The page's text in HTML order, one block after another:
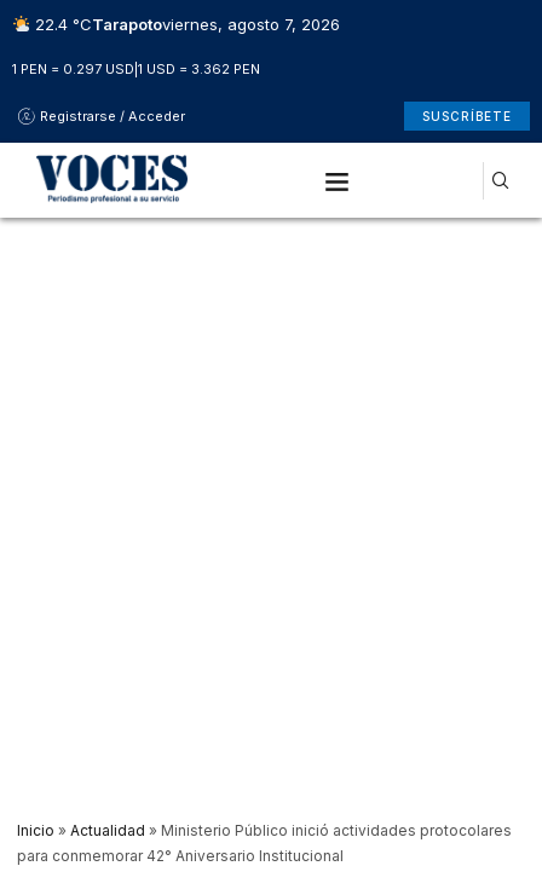
22.4 °CTarapotoviernes, agosto 7, 2026
1 PEN = 0.297 USD 1 USD = 3.362 PEN
Registrarse / Acceder SUSCRÍBETE
Inicio » Actualidad » Ministerio Público inició actividades protocolares
para conmemorar 42° Aniversario Institucional